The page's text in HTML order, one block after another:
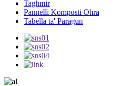
Tagħmir
Pannelli Komposti Oħra
Tabella ta' Paragun